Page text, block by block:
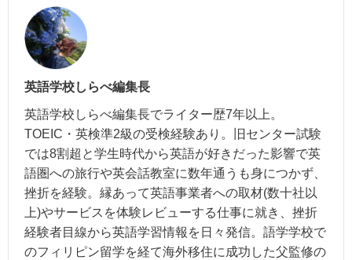
英語学校しらべ編集長
英語学校しらべ編集長でライター歴7年以上。
TOEIC・英検準2級の受検経験あり。旧センター試験
では8割超と学生時代から英語が好きだった影響で英
語圏への旅行や英会話教室に数年通うも身につかず、
挫折を経験。縁あって英語事業者への取材(数十社以
上)やサービスを体験レビューする仕事に就き、挫折
経験者目線から英語学習情報を日々発信。語学学校で
のフィリピン留学を経て海外移住に成功した父監修の